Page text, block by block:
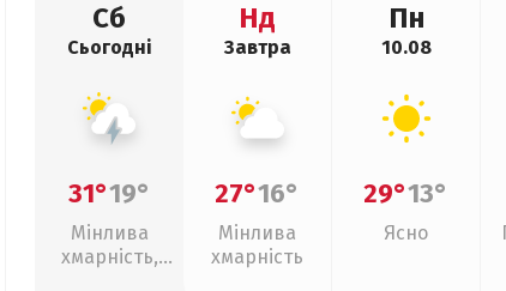
Сб
Сьогодні
31°19°
Мінлива
хмарність,
Нд
Завтра
27°16°
Мінлива
хмарність
Пн
10.08
29°13°
Ясно